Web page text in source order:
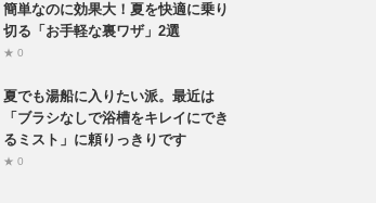
簡単なのに効果大！夏を快適に乗り
切る「お手軽な裏ワザ」2選
★ 0
夏でも湯船に入りたい派。最近は
「ブラシなしで浴槽をキレイにでき
るミスト」に頼りっきりです
★ 0